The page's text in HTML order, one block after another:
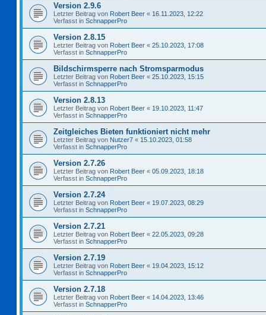
Version 2.9.6
Letzter Beitrag von Robert Beer « 16.11.2023, 12:22
Verfasst in SchnapperPro
Version 2.8.15
Letzter Beitrag von Robert Beer « 25.10.2023, 17:08
Verfasst in SchnapperPro
Bildschirmsperre nach Stromsparmodus
Letzter Beitrag von Robert Beer « 25.10.2023, 15:15
Verfasst in SchnapperPro
Version 2.8.13
Letzter Beitrag von Robert Beer « 19.10.2023, 11:47
Verfasst in SchnapperPro
Zeitgleiches Bieten funktioniert nicht mehr
Letzter Beitrag von Nutzer7 « 15.10.2023, 01:58
Verfasst in SchnapperPro
Version 2.7.26
Letzter Beitrag von Robert Beer « 05.09.2023, 18:18
Verfasst in SchnapperPro
Version 2.7.24
Letzter Beitrag von Robert Beer « 19.07.2023, 08:29
Verfasst in SchnapperPro
Version 2.7.21
Letzter Beitrag von Robert Beer « 22.05.2023, 09:28
Verfasst in SchnapperPro
Version 2.7.19
Letzter Beitrag von Robert Beer « 19.04.2023, 15:12
Verfasst in SchnapperPro
Version 2.7.18
Letzter Beitrag von Robert Beer « 14.04.2023, 13:46
Verfasst in SchnapperPro